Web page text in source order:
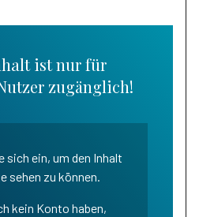
ist nur für
zugänglich!
sich ein, um den Inhalt
sehen zu können.
kein Konto haben,